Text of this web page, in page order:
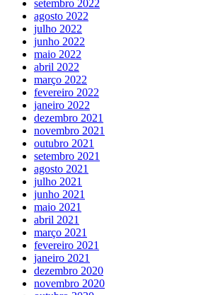
setembro 2022
agosto 2022
julho 2022
junho 2022
maio 2022
abril 2022
março 2022
fevereiro 2022
janeiro 2022
dezembro 2021
novembro 2021
outubro 2021
setembro 2021
agosto 2021
julho 2021
junho 2021
maio 2021
abril 2021
março 2021
fevereiro 2021
janeiro 2021
dezembro 2020
novembro 2020